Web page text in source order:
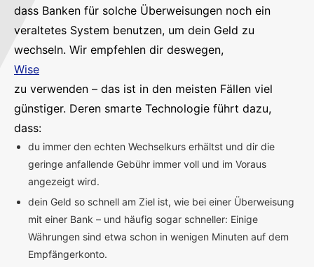
dass Banken für solche Überweisungen noch ein
veraltetes System benutzen, um dein Geld zu
wechseln. Wir empfehlen dir deswegen,
Wise
zu verwenden – das ist in den meisten Fällen viel
günstiger. Deren smarte Technologie führt dazu,
dass:
du immer den echten Wechselkurs erhältst und dir die
geringe anfallende Gebühr immer voll und im Voraus
angezeigt wird.
dein Geld so schnell am Ziel ist, wie bei einer Überweisung
mit einer Bank – und häufig sogar schneller: Einige
Währungen sind etwa schon in wenigen Minuten auf dem
Empfängerkonto.